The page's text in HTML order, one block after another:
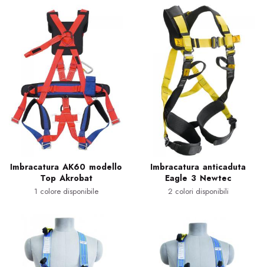
Imbracatura AK60 modello
Top Akrobat
1 colore disponibile
Imbracatura anticaduta
Eagle 3 Newtec
2 colori disponibili